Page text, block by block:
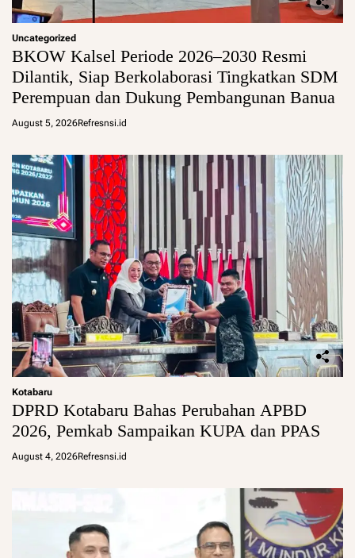
Uncategorized
BKOW Kalsel Periode 2026–2030 Resmi
Dilantik, Siap Berkolaborasi Tingkatkan SDM
Perempuan dan Dukung Pembangunan Banua
August 5, 2026Refresnsi.id
Kotabaru
DPRD Kotabaru Bahas Perubahan APBD
2026, Pemkab Sampaikan KUPA dan PPAS
August 4, 2026Refresnsi.id